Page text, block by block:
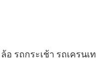
อ รถกระเช้า รถเครน